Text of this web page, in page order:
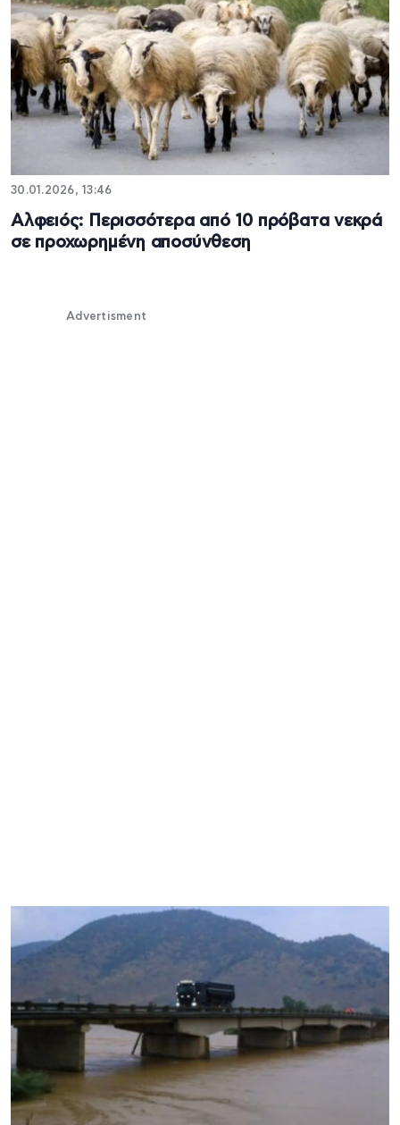
30.01.2026, 13:46
Αλφειός: Περισσότερα από 10 πρόβατα νεκρά
σε προχωρημένη αποσύνθεση
Advertisment